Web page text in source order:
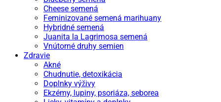
Cheese semená
Feminizované semená marihuany
Hybridné semená
Juanita la Lagrimosa semená
Vnútorné druhy semien
Zdravie
Akné
Chudnutie, detoxikácia
Doplnky výživy
Ekzémy, lupiny, psoriáza, seborea